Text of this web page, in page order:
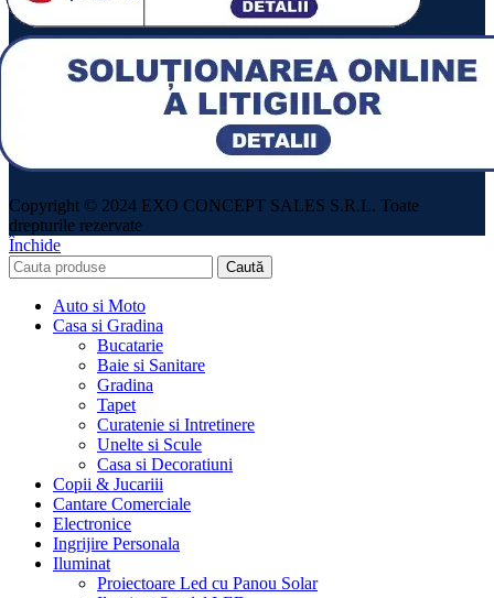
Copyright © 2024 EXO CONCEPT SALES S.R.L. Toate
drepturile rezervate
Închide
Caută
Auto si Moto
Casa si Gradina
Bucatarie
Baie si Sanitare
Gradina
Tapet
Curatenie si Intretinere
Unelte si Scule
Casa si Decoratiuni
Copii & Jucariii
Cantare Comerciale
Electronice
Ingrijire Personala
Iluminat
Proiectoare Led cu Panou Solar